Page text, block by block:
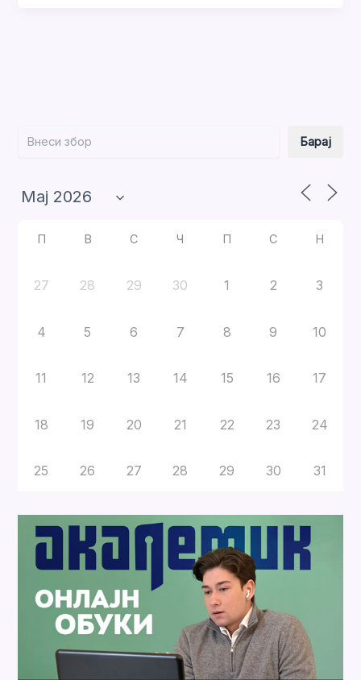
Барај
П В С Ч П С Н
27 28 29 30 1 2 3
4 5 6 7 8 9 10
11 12 13 14 15 16 17
18 19 20 21 22 23 24
25 26 27 28 29 30 31